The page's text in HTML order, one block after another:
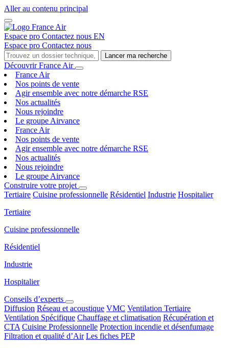
Aller au contenu principal
Espace pro Contactez nous EN
Espace pro Contactez nous
Lancer ma recherche
Découvrir France Air
France Air
Nos points de vente
Agir ensemble avec notre démarche RSE
Nos actualités
Nous rejoindre
Le groupe Airvance
France Air
Nos points de vente
Agir ensemble avec notre démarche RSE
Nos actualités
Nous rejoindre
Le groupe Airvance
Construire votre projet
Tertiaire Cuisine professionnelle Résidentiel Industrie Hospitalier
Tertiaire
Cuisine professionnelle
Résidentiel
Industrie
Hospitalier
Conseils d’experts
Diffusion Réseau et acoustique VMC Ventilation Tertiaire
Ventilation Spécifique Chauffage et climatisation Récupération et
CTA Cuisine Professionnelle Protection incendie et désenfumage
Filtration et qualité d’Air Les fiches PEP